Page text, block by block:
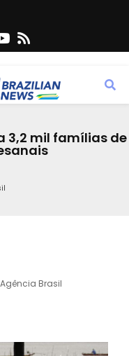
Y
u
t
b
s
3,2 mil famílias de
Brasil